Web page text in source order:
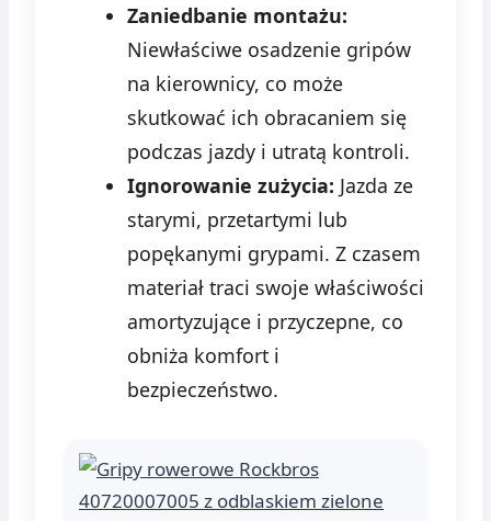
Zaniedbanie montażu:
Niewłaściwe osadzenie gripów
na kierownicy, co może
skutkować ich obracaniem się
podczas jazdy i utratą kontroli.
Ignorowanie zużycia: Jazda ze
starymi, przetartymi lub
popękanymi grypami. Z czasem
materiał traci swoje właściwości
amortyzujące i przyczepne, co
obniża komfort i
bezpieczeństwo.